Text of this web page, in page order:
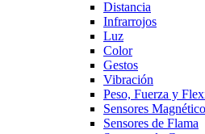
Distancia
Infrarrojos
Luz
Color
Gestos
Vibración
Peso, Fuerza y
Sensores
Sensores de Flama